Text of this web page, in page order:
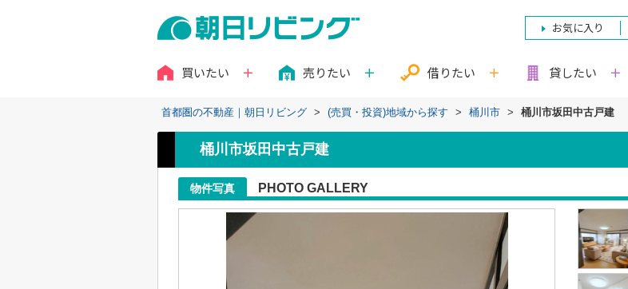
お気に入り
買いたい 売りたい 借りたい 貸したい
首都圏の不動産｜朝日リビング > (売買・投資)地域から探す > 桶川市 > 桶川市坂田中古戸建
桶川市坂田中古戸建
物件写真 PHOTO GALLERY